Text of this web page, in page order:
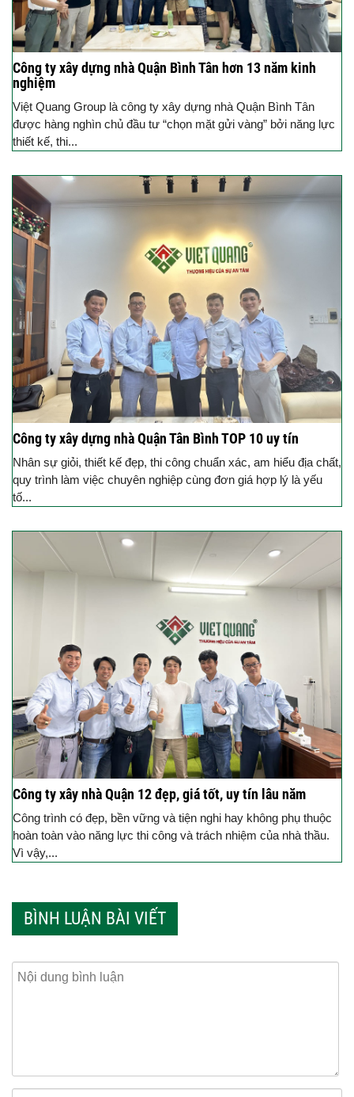
Công ty xây dựng nhà Quận Bình Tân hơn 13 năm kinh
nghiệm
Việt Quang Group là công ty xây dựng nhà Quận Bình Tân
được hàng nghìn chủ đầu tư “chọn mặt gửi vàng” bởi năng lực
thiết kế, thi...
Công ty xây dựng nhà Quận Tân Bình TOP 10 uy tín
Nhân sự giỏi, thiết kế đẹp, thi công chuẩn xác, am hiểu địa chất,
quy trình làm việc chuyên nghiệp cùng đơn giá hợp lý là yếu
tố...
Công ty xây nhà Quận 12 đẹp, giá tốt, uy tín lâu năm
Công trình có đẹp, bền vững và tiện nghi hay không phụ thuộc
hoàn toàn vào năng lực thi công và trách nhiệm của nhà thầu.
Vì vậy,...
BÌNH LUẬN BÀI VIẾT